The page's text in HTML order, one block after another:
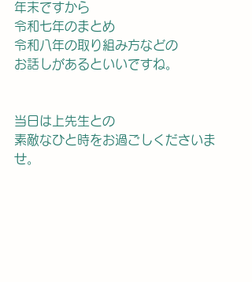
年末ですから
令和七年のまとめ
令和八年の取り組み方などの
お話しがあるといいですね。
当日は上先生との
素敵なひと時をお過ごしくださいま
せ。